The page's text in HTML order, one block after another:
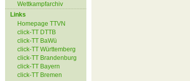
Wettkampfarchiv
Links
Homepage TTVN
click-TT DTTB
click-TT BaWü
click-TT Württemberg
click-TT Brandenburg
click-TT Bayern
click-TT Bremen